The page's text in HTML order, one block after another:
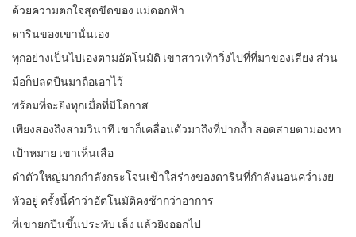
ด้วยความตกใจสุดขีดของ แม่ดอกฟ้า
ดารินของเขานั่นเอง
ทุกอย่างเป็นไปเองตามอัตโนมัติ เขาสาวเท้าวิ่งไปที่ที่มาของเสียง ส่วน
มือก็ปลดปืนมาถือเอาไว้
พร้อมที่จะยิงทุกเมื่อที่มีโอกาส
เพียงสองถึงสามวินาที เขาก็เคลื่อนตัวมาถึงที่ปากถ้ำ สอดสายตามองหา
เป้าหมาย เขาเห็นเสือ
ดำตัวใหญ่มากกำลังกระโจนเข้าใส่ร่างของดารินที่กำลังนอนคว่ำเงย
หัวอยู่ ครั้งนี้คำว่าอัตโนมัติคงช้ากว่าอาการ
ที่เขายกปืนขึ้นประทับ เล็ง แล้วยิงออกไป